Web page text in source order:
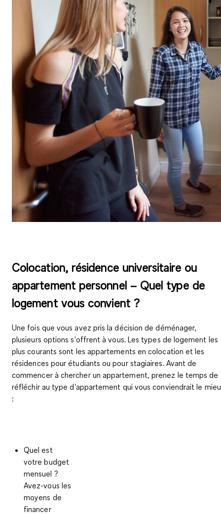
Colocation, résidence universitaire ou
appartement personnel – Quel type de
logement vous convient ?
Une fois que vous avez pris la décision de déménager,
plusieurs options s'offrent à vous. Les types de logement les
plus courants sont les appartements en colocation et les
résidences pour étudiants ou pour stagiaires. Avant de
commencer à chercher un appartement, prenez le temps de
réfléchir au type d'appartement qui vous conviendrait le
:
Quel est
votre budget
mensuel ?
Avez-vous les
moyens de
financer